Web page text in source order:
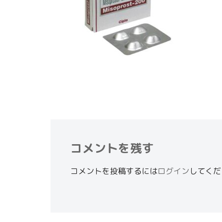
コメントを残す
コメントを投稿するにはログインしてく